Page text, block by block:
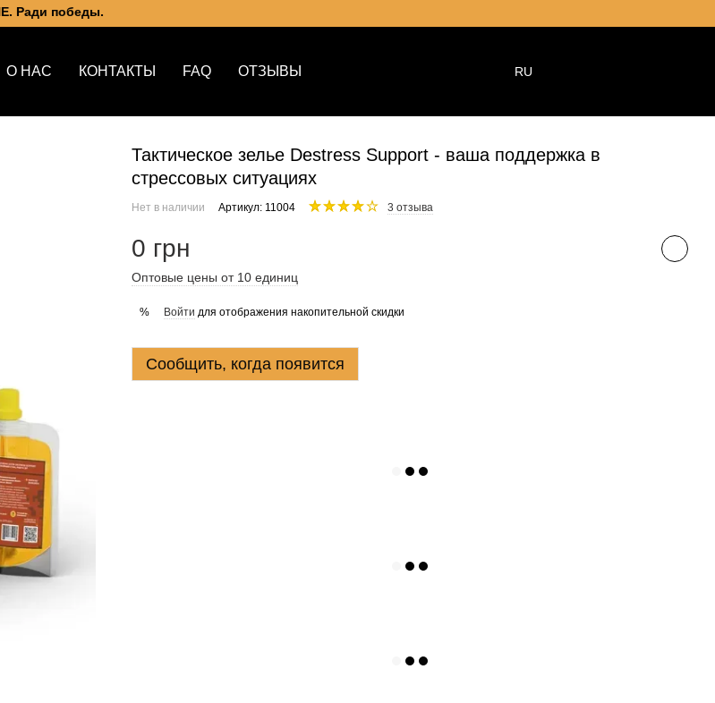
победы.
О НАС КОНТАКТЫ FAQ ОТЗЫВЫ RU
Тактическое зелье Destress Support - ваша поддержка в
стрессовых ситуациях
Нет в наличии Артикул: 11004 3 отзыва
0 грн
Оптовые цены от 10 единиц
% Войти для отображения накопительной скидки
Сообщить, когда появится